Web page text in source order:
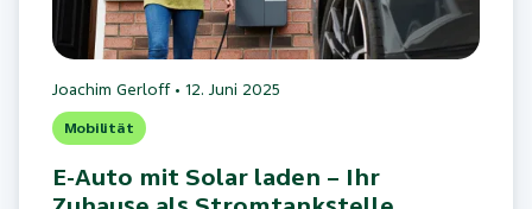
Joachim Gerloff• 12. Juni 2025
Mobilität
E-Auto mit Solar laden – Ihr